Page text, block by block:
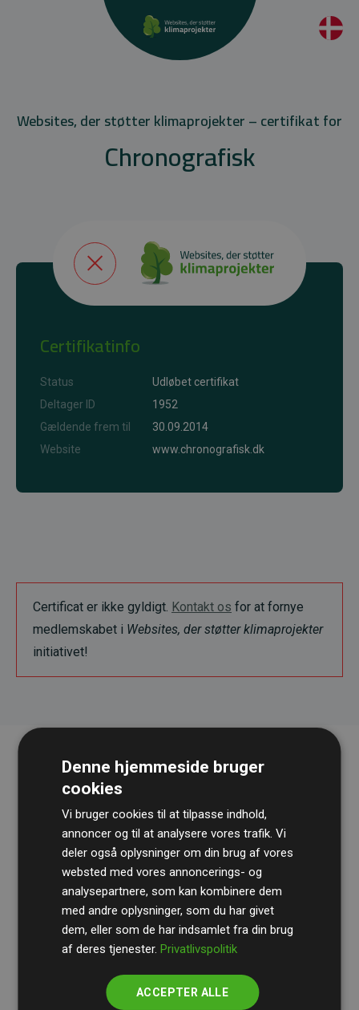
Websites, der støtter klimaprojekter – certifikat for
Chronografisk
Certifikatinfo
Status
Udløbet certifikat
Deltager ID
1952
Gældende frem til
30.09.2014
Website
www.chronografisk.dk
Certificat er ikke gyldigt. Kontakt os for at fornye
medlemskabet i Websites, der støtter klimaprojekter
initiativet!
RevisionshusetBDOgennemgår løbende vores
beregninger og metode for at sikre gennemsigtighed
og pålidelighed.
Deres revision dokumenterer, at vores investeringer i
medlemmernes websites estimerede CO₂-
Denne hjemmeside bruger
cookies
Vi bruger cookies til at tilpasse indhold,
annoncer og til at analysere vores trafik. Vi
deler også oplysninger om din brug af vores
websted med vores annoncerings- og
analysepartnere, som kan kombinere dem
med andre oplysninger, som du har givet
dem, eller som de har indsamlet fra din brug
af deres tjenester.Privatlivspolitik
ACCEPTER ALLE